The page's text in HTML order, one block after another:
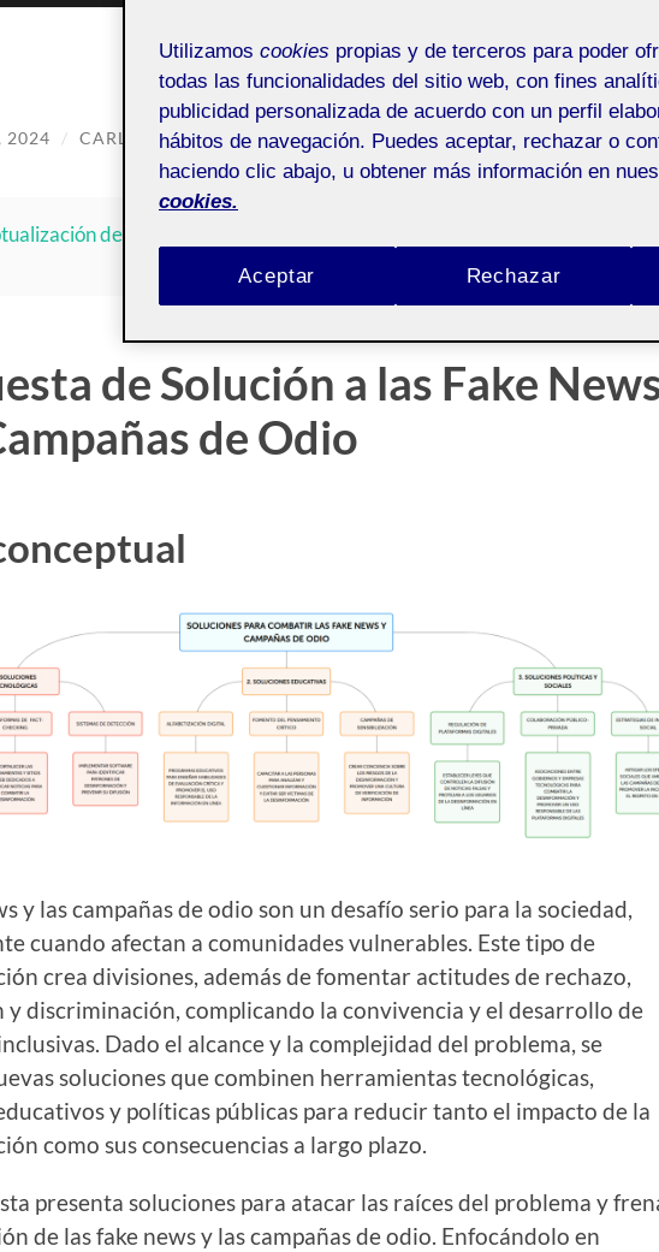
2024 / CARLOS JIMÉNEZ BARRIO / SIN COMENTARIOS
de interactivos -
de Solución a las Fake
de Odio
y las campañas de odio son un desafío serio para la sociedad,
cuando afectan a comunidades vulnerables. Este tipo de
crea divisiones, además de fomentar actitudes de rechazo,
y discriminación, complicando la convivencia y el desarrollo de
Dado el alcance y la complejidad del problema, se
soluciones que combinen herramientas tecnológicas,
y políticas públicas para reducir tanto el impacto de la
como sus consecuencias a largo plazo.
presenta soluciones para atacar las raíces del problema y
de las fake news y las campañas de odio. Enfocándolo en
Utilizamos cookies propias y de terceros para poder
todas las funcionalidades del sitio web, con fines
publicidad personalizada de acuerdo con un perfil
hábitos de navegación. Puedes aceptar, rechazar o
haciendo clic abajo, u obtener más información en
cookies.
Rechazar
Aceptar